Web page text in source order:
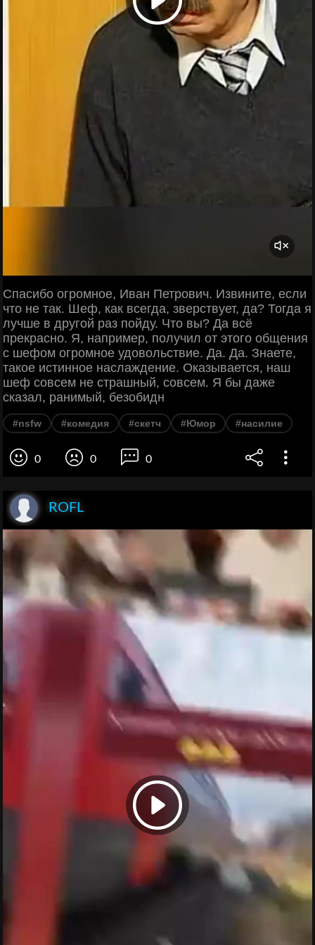
Спасибо огромное, Иван Петрович. Извините, если
что не так. Шеф, как всегда, зверствует, да? Тогда я
лучше в другой раз пойду. Что вы? Да всё
прекрасно. Я, например, получил от этого общения
с шефом огромное удовольствие. Да. Да. Знаете,
такое истинное наслаждение. Оказывается, наш
шеф совсем не страшный, совсем. Я бы даже
сказал, ранимый, безобидн
#nsfw #комедия #скетч #Юмор #насилие
0 0 0
ROFL